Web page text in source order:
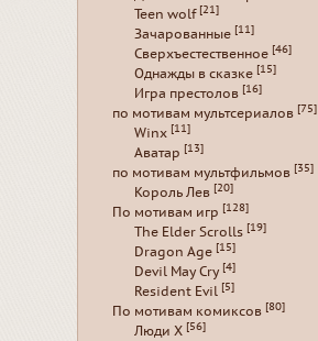
Teen wolf [21]
Зачарованные [11]
Сверхъестественное [46]
Однажды в сказке [15]
Игра престолов [16]
по мотивам мультсериалов [75]
Winx [11]
Аватар [13]
по мотивам мультфильмов [35]
Король Лев [20]
По мотивам игр [128]
The Elder Scrolls [19]
Dragon Age [15]
Devil May Cry [4]
Resident Evil [5]
По мотивам комиксов [80]
Люди Х [56]